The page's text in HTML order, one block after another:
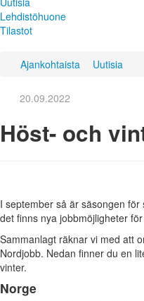
Lehdistöhuone
Tilastot
Ajankohtaista Uutisia
20.09.2022
Höst- och
I september så är säsongen
det finns nya jobbmöjligheter
Sammanlagt räknar vi med att
Nordjobb. Nedan finner du en
vinter.
Norge